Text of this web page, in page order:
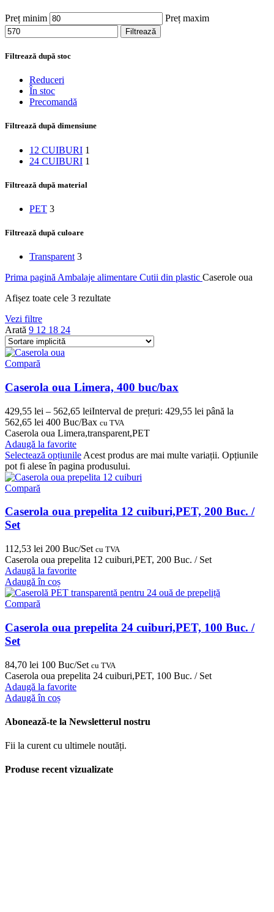
Preț minim Preț maxim
Filtrează
Filtrează după stoc
Reduceri
În stoc
Precomandă
Filtrează după dimensiune
12 CUIBURI 1
24 CUIBURI 1
Filtrează după material
PET 3
Filtrează după culoare
Transparent 3
Prima pagină Ambalaje alimentare Cutii din plastic Caserole oua
Afișez toate cele 3 rezultate
Vezi filtre
Arată 9 12 18 24
Compară
Caserola oua Limera, 400 buc/bax
429,55 lei – 562,65 leiInterval de prețuri: 429,55 lei până la
562,65 lei 400 Buc/Bax cu TVA
Caserola oua Limera,transparent,PET
Adaugă la favorite
Selectează opțiunile Acest produs are mai multe variații. Opțiunile
pot fi alese în pagina produsului.
Compară
Caserola oua prepelita 12 cuiburi,PET, 200 Buc. /
Set
112,53 lei 200 Buc/Set cu TVA
Caserola oua prepelita 12 cuiburi,PET, 200 Buc. / Set
Adaugă la favorite
Adaugă în coș
Compară
Caserola oua prepelita 24 cuiburi,PET, 100 Buc. /
Set
84,70 lei 100 Buc/Set cu TVA
Caserola oua prepelita 24 cuiburi,PET, 100 Buc. / Set
Adaugă la favorite
Adaugă în coș
Abonează-te la Newsletterul nostru
Fii la curent cu ultimele noutăți.
Produse recent vizualizate